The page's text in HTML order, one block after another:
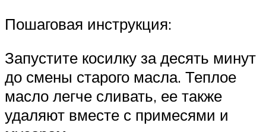
Пошаговая инструкция:
Запустите косилку за десять минут
до смены старого масла. Теплое
масло легче сливать, ее также
удаляют вместе с примесями и